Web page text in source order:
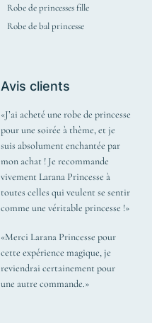
Robe de princesses fille
Robe de bal princesse
Avis clients
«J’ai acheté une robe de princesse
pour une soirée à thème, et je
suis absolument enchantée par
mon achat ! Je recommande
vivement Larana Princesse à
toutes celles qui veulent se sentir
comme une véritable princesse !»
«Merci Larana Princesse pour
cette expérience magique, je
reviendrai certainement pour
une autre commande.»